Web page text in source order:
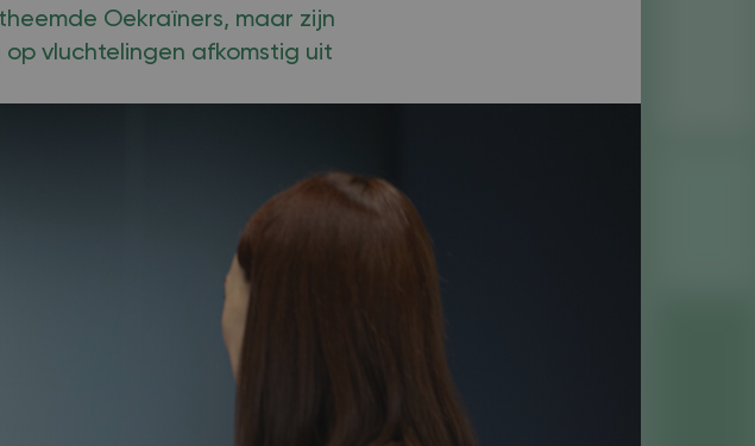
Oekraïners, maar zijn
vluchtelingen afkomstig uit